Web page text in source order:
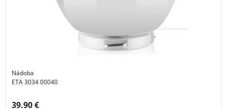
Nádoba
ETA 3034 00040
Cena s DPH:
39.90 €